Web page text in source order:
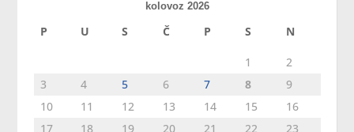
kolovoz 2026
P U S Č P S N
1
2
3
4 5 6 7 8
9
10
11 12 13 14 15
16
17
18 19 20 21 22
23